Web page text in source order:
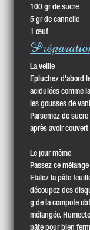
100 gr de sucre
5 gr de cannelle
1 œuf
La veille
Epluchez d’abord
acidulées comme
les gousses de
Parsemez de
après avoir
Le jour même
Passez ce
Etalez la pâte
découpez des
g de la compote
mélangée.
pâte pour bien